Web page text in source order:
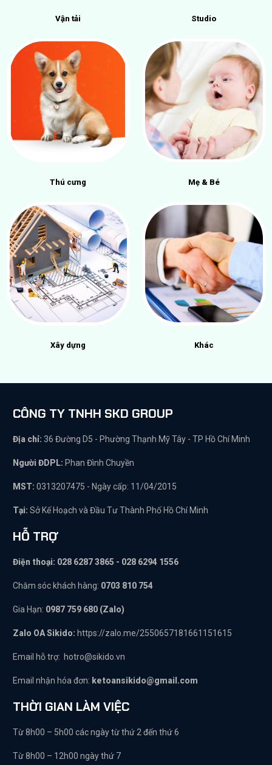
Vận tải Studio
Thú cưng Mẹ & Bé
Xây dựng Khác
CÔNG TY TNHH SKD GROUP
Địa chỉ: 36 Đường D5 - Phường Thạnh Mỹ Tây - TP Hồ Chí Minh
Người ĐDPL: Phan Đình Chuyền
MST: 0313207475 - Ngày cấp: 11/04/2015
Tại: Sở Kế Hoạch và Đầu Tư Thành Phố Hồ Chí Minh
HỖ TRỢ
Điện thoại: 028 6287 3865 - 028 6294 1556
Chăm sóc khách hàng: 0703 810 754
Gia Hạn: 0987 759 680 (Zalo)
Zalo OA Sikido: https://zalo.me/2550657181661151615
Email hỗ trợ: hotro@sikido.vn
Email nhận hóa đơn: ketoansikido@gmail.com
THỜI GIAN LÀM VIỆC
Từ 8h00 – 5h00 các ngày từ thứ 2 đến thứ 6
Từ 8h00 – 12h00 ngày thứ 7